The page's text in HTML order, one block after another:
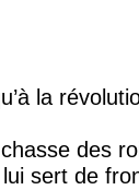
la
sert de